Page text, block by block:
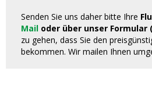
Senden Sie uns daher bitte Ihre
Mailoder über unser Formular
zu gehen, dass Sie den
bekommen. Wir mailen Ihnen